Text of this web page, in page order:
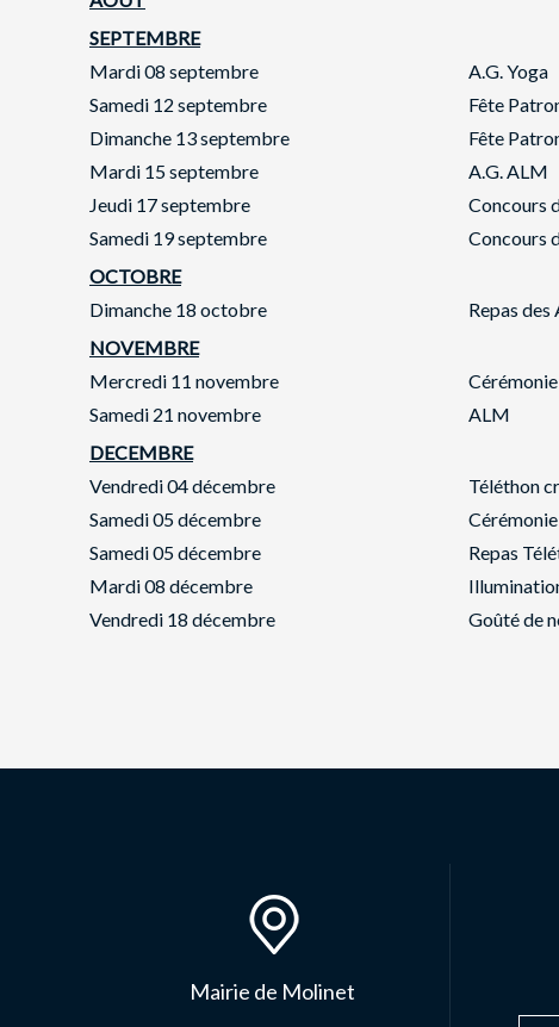
SEPTEMBRE
Mardi 08 septembre
A.G. Yoga
Samedi 12 septembre
Fête
Dimanche 13 septembre
Fête
Mardi 15 septembre
A.G. ALM
Jeudi 17 septembre
Concours
Samedi 19 septembre
Concours
OCTOBRE
Dimanche 18 octobre
Repas des
NOVEMBRE
Mercredi 11 novembre
Samedi 21 novembre
ALM
DECEMBRE
Vendredi 04 décembre
Téléthon
Samedi 05 décembre
Samedi 05 décembre
Repas
Mardi 08 décembre
Vendredi 18 décembre
Goûté de
Mairie de Molinet